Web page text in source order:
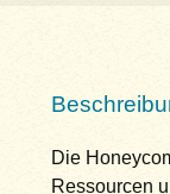
Die
Ressourcen